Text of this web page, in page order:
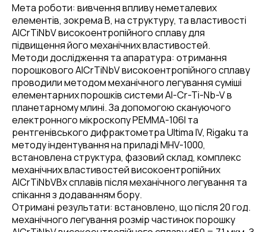
Мета роботи: вивчення впливу неметалевих
елементів, зокрема B, на структуру, та властивості
AlCrTiNbV високоентропійного сплаву для
підвищення його механічних властивостей.
Методи дослідження та апаратура: отримання
порошкового AlCrTiNbV високоентропійного сплаву
проводили методом механічного легування суміші
елементарних порошків системи Al-Cr-Ti-Nb-V в
планетарному млині. За допомогою скануючого
електронного мікроскопу РЕММА-106І та
рентгенівського дифрактометра Ultima IV, Rigaku та
методу індентування на приладі MHV-1000,
встановлена структура, фазовий склад, комплекс
механічних властивостей високоентропійних
AlCrTiNbVBx сплавів після механічного легування та
спікання з додаванням бору.
Отримані результати: встановлено, що після 20 год.
механічного легування розмір частинок порошку